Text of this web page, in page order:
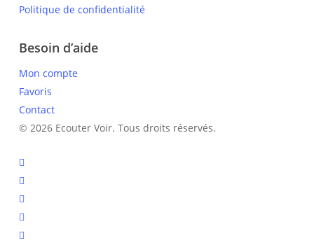
Politique de confidentialité
Besoin d’aide
Mon compte
Favoris
Contact
© 2026 Ecouter Voir. Tous droits réservés.
facebook
linkedin
instagram
phone
email